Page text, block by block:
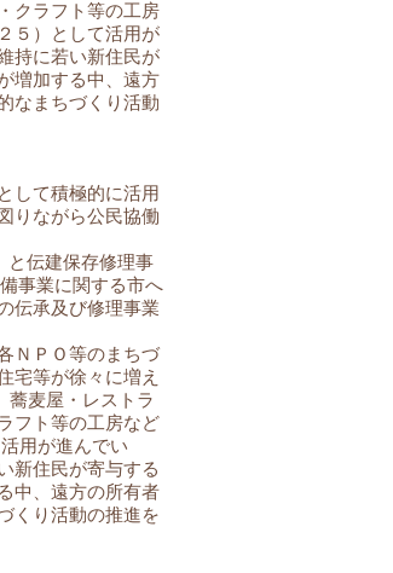
クラフト等の工房
５）として活用が
持に若い新住民が
増加する中、遠方
なまちづくり活動
して積極的に活用
りながら公民協働
と伝建保存修理事
事業に関する市へ
伝承及び修理事業
ＮＰＯ等のまちづ
宅等が徐々に増え
蕎麦屋・レストラ
フト等の工房など
用が進んでい
新住民が寄与する
中、遠方の所有者
くり活動の推進を